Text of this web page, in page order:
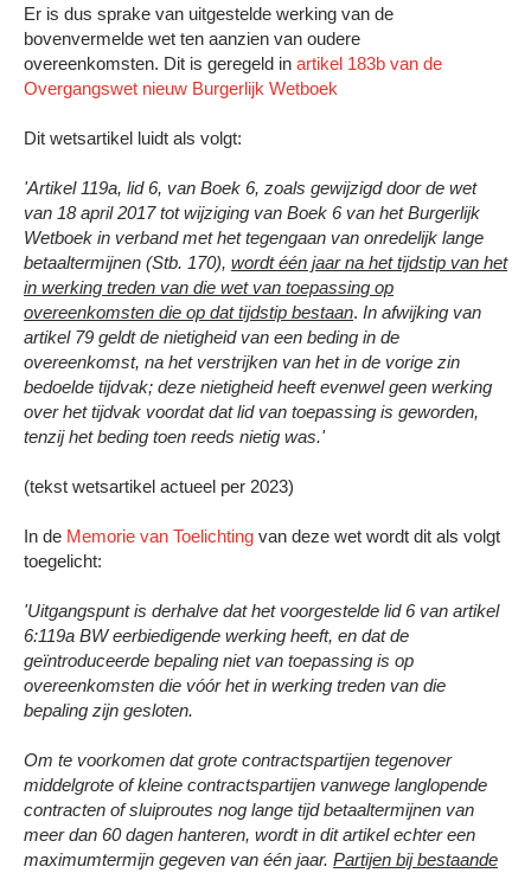
Er is dus sprake van uitgestelde werking van de
bovenvermelde wet ten aanzien van oudere
overeenkomsten. Dit is geregeld in artikel 183b van de
Overgangswet nieuw Burgerlijk Wetboek
Dit wetsartikel luidt als volgt:
'Artikel 119a, lid 6, van Boek 6, zoals gewijzigd door de wet
van 18 april 2017 tot wijziging van Boek 6 van het Burgerlijk
Wetboek in verband met het tegengaan van onredelijk lange
betaaltermijnen (Stb. 170), wordt één jaar na het tijdstip van het
in werking treden van die wet van toepassing op
overeenkomsten die op dat tijdstip bestaan. In afwijking van
artikel 79 geldt de nietigheid van een beding in de
overeenkomst, na het verstrijken van het in de vorige zin
bedoelde tijdvak; deze nietigheid heeft evenwel geen werking
over het tijdvak voordat dat lid van toepassing is geworden,
tenzij het beding toen reeds nietig was.'
(tekst wetsartikel actueel per 2023)
In de Memorie van Toelichting van deze wet wordt dit als volgt
toegelicht:
'Uitgangspunt is derhalve dat het voorgestelde lid 6 van artikel
6:119a BW eerbiedigende werking heeft, en dat de
geïntroduceerde bepaling niet van toepassing is op
overeenkomsten die vóór het in werking treden van die
bepaling zijn gesloten.
Om te voorkomen dat grote contractspartijen tegenover
middelgrote of kleine contractspartijen vanwege langlopende
contracten of sluiproutes nog lange tijd betaaltermijnen van
meer dan 60 dagen hanteren, wordt in dit artikel echter een
maximumtermijn gegeven van één jaar. Partijen bij bestaande